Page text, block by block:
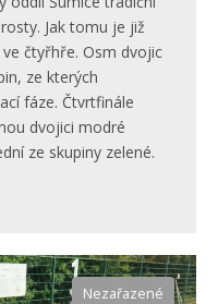
Jak tomu je již
čtyřhře. Osm dvojic
ze kterých
fáze. Čtvrtfinále
dvojici modré
ze skupiny zelené.
Nezařazené